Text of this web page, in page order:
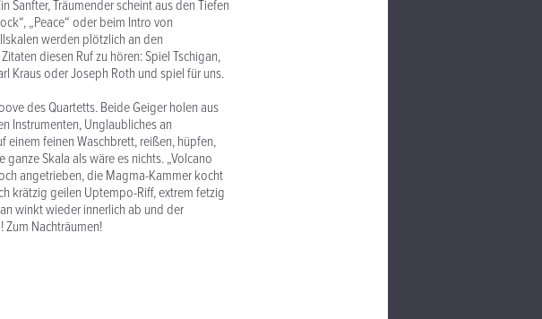
Sanfter, Träumender scheint aus den Tiefen
„Peace“ oder beim Intro von
werden plötzlich an den
diesen Ruf zu hören: Spiel Tschigan,
Kraus oder Joseph Roth und spiel für uns.
des Quartetts. Beide Geiger holen aus
Instrumenten, Unglaubliches an
feinen Waschbrett, reißen, hüpfen,
Skala als wäre es nichts. „Volcano
angetrieben, die Magma-Kammer kocht
krätzig geilen Uptempo-Riff, extrem fetzig
winkt wieder innerlich ab und der
Zum Nachträumen!